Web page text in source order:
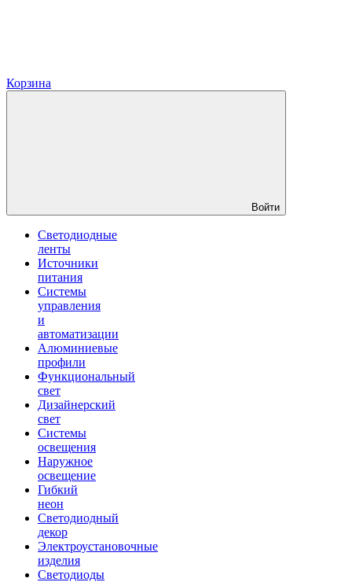
Корзина
Войти
Светодиодные
ленты
Источники
питания
Системы
управления
и
автоматизации
Алюминиевые
профили
Функциональный
свет
Дизайнерский
свет
Системы
освещения
Наружное
освещение
Гибкий
неон
Светодиодный
декор
Электроустановочные
изделия
Светодиоды